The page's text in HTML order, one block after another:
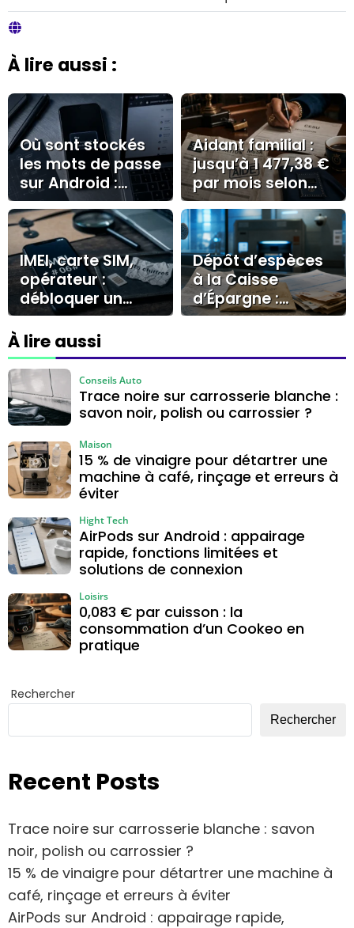
À lire aussi :
Où sont stockés
les mots de passe
sur Android :
Google, Samsung
Pass ou stockage
local ?
Aidant familial :
jusqu’à 1 477,38 €
par mois selon
l’AJPA, la PCH ou
le CESU
IMEI, carte SIM,
opérateur :
débloquer un
téléphone tout
opérateur sans se
tromper
Dépôt d’espèces
à la Caisse
d’Épargne :
preuves,
recours pour
dossier
À lire aussi
Trace noire sur carrosserie blanche :
savon noir, polish ou carrossier ?
Conseils Auto
15 % de vinaigre pour détartrer une
machine à café, rinçage et erreurs à
éviter
Maison
AirPods sur Android : appairage
rapide, fonctions limitées et
solutions de connexion
Hight Tech
0,083 € par cuisson : la
consommation d’un Cookeo en
pratique
Loisirs
Rechercher
Rechercher
Recent Posts
Trace noire sur carrosserie blanche : savon
noir, polish ou carrossier ?
15 % de vinaigre pour détartrer une machine à
café, rinçage et erreurs à éviter
AirPods sur Android : appairage rapide,